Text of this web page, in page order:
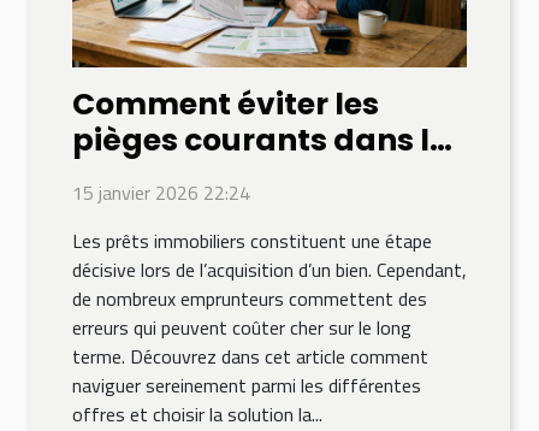
Comment éviter les
pièges courants dans le
choix de prêts
immobiliers ?
15 janvier 2026 22:24
Les prêts immobiliers constituent une étape
décisive lors de l’acquisition d’un bien. Cependant,
de nombreux emprunteurs commettent des
erreurs qui peuvent coûter cher sur le long
terme. Découvrez dans cet article comment
naviguer sereinement parmi les différentes
offres et choisir la solution la...